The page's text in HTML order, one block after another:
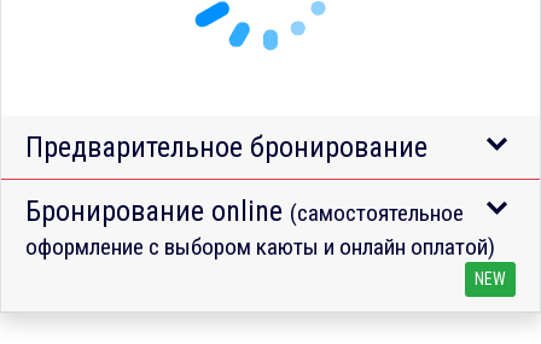
Предварительное бронирование
Бронирование online (самостоятельное
оформление с выбором каюты и онлайн оплатой)
NEW